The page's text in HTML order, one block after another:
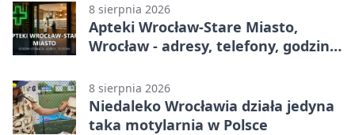
8 sierpnia 2026
Apteki Wrocław-Stare Miasto,
Wrocław - adresy, telefony, godziny
8 sierpnia 2026
Niedaleko Wrocławia działa jedyna
taka motylarnia w Polsce